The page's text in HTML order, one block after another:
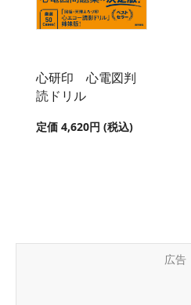
心研印 心電図判
読ドリル
定価 4,620円 (税込)
広告